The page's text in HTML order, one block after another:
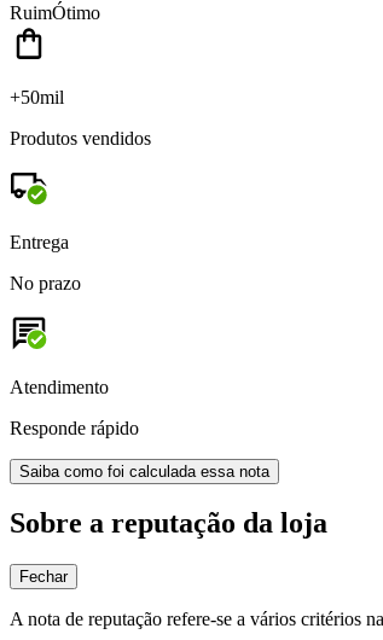
RuimÓtimo
+50mil
Produtos vendidos
Entrega
No prazo
Atendimento
Responde rápido
Saiba como foi calculada essa nota
Sobre a reputação da loja
Fechar
A nota de reputação refere-se a vários critérios